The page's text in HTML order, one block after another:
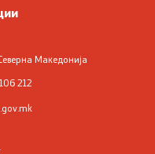
Македонија
212